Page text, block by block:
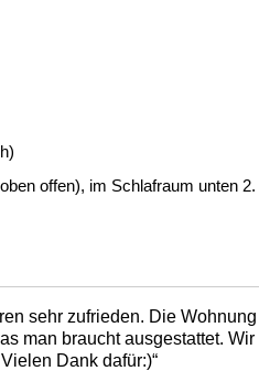
offen), im Schlafraum unten 2.
sehr zufrieden. Die
man braucht ausgestattet.
Dank dafür:)“